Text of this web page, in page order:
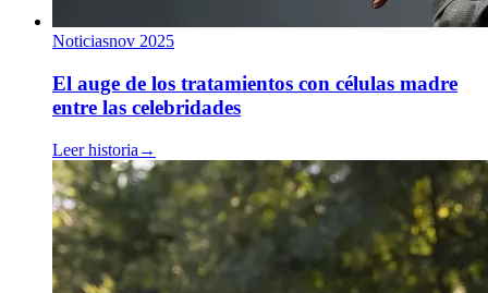
Noticiasnov 2025
El auge de los tratamientos con células madre
entre las celebridades
Leer historia →